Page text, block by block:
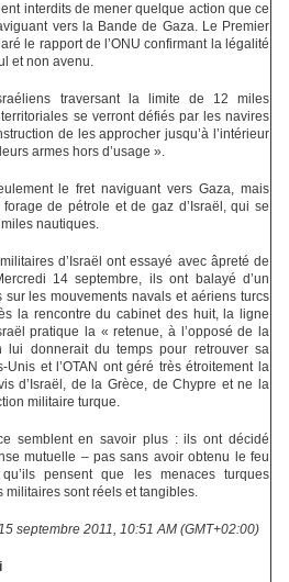
interdits de mener quelque action que ce
vers la Bande de Gaza. Le Premier
le rapport de l’ONU confirmant la légalité
et non avenu.
traversant la limite de 12 miles
se verront défiés par les navires
de les approcher jusqu’à l’intérieur
armes hors d’usage ».
le fret naviguant vers Gaza, mais
de pétrole et de gaz d’Israël, qui se
nautiques.
d’Israël ont essayé avec âpreté de
14 septembre, ils ont balayé d’un
les mouvements navals et aériens turcs
la rencontre du cabinet des huit, la ligne
pratique la « retenue, à l’opposé de la
lui donnerait du temps pour retrouver sa
et l’OTAN ont géré très étroitement la
d’Israël, de la Grèce, de Chypre et ne la
militaire turque.
semblent en savoir plus : ils ont décidé
mutuelle – pas sans avoir obtenu le feu
pensent que les menaces turques
sont réels et tangibles.
septembre 2011, 10:51 AM (GMT+02:00)